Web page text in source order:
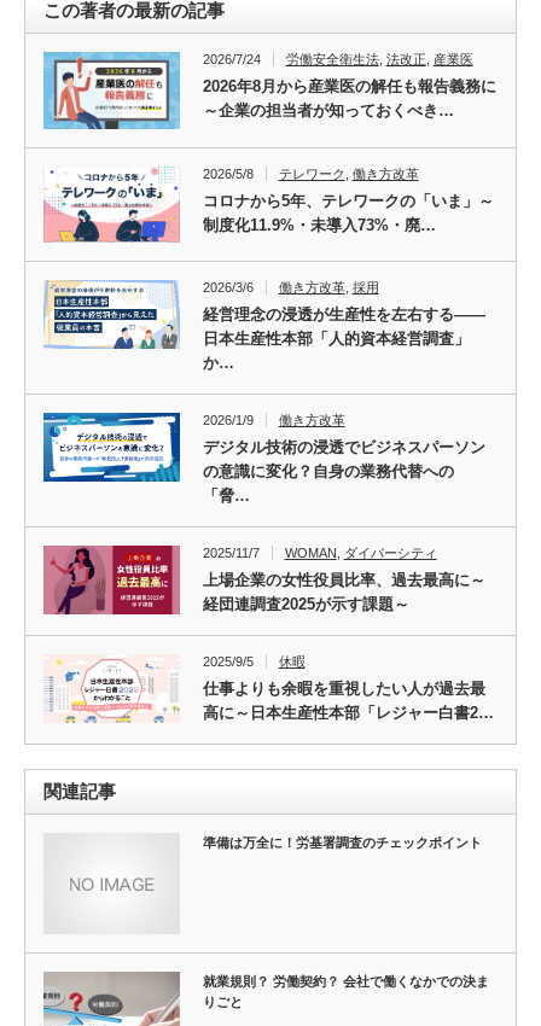
この著者の最新の記事
2026/7/24 労働安全衛生法, 法改正 産業医
2026年8月から産業医の解任も報告義務に
～企業の担当者が知っておくべき…
2026/5/8 テレワーク 働き方改革
コロナから5年、テレワークの「いま」～
制度化11.9%・未導入73%・廃…
2026/3/6 働き方改革, 採用
経営理念の浸透が生産性を左右する――
日本生産性本部「人的資本経営調査」
か…
2026/1/9 働き方改革
デジタル技術の浸透でビジネスパーソン
の意識に変化？自身の業務代替への
「脅…
2025/11/7 WOMAN ダイバーシティ
上場企業の女性役員比率、過去最高に～
経団連調査2025が示す課題～
2025/9/5 休暇
仕事よりも余暇を重視したい人が過去最
高に～日本生産性本部「レジャー白書2…
関連記事
準備は万全に！労基署調査のチェックポイント
就業規則？ 労働契約？ 会社で働くなかでの決ま
りごと